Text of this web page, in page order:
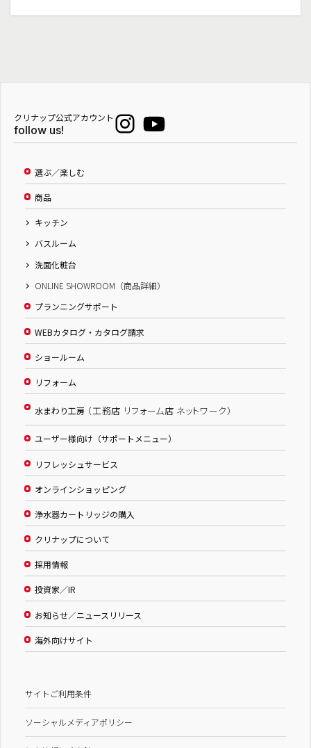
クリナップ公式アカウント
follow us!
選ぶ／楽しむ
商品
キッチン
バスルーム
洗面化粧台
ONLINE SHOWROOM（商品詳細）
プランニングサポート
WEBカタログ・カタログ請求
ショールーム
リフォーム
水まわり工房 （工務店 リフォーム店 ネットワーク）
ユーザー様向け（サポートメニュー）
リフレッシュサービス
オンラインショッピング
浄水器カートリッジの購入
クリナップについて
採用情報
投資家／IR
お知らせ／ニュースリリース
海外向けサイト
サイトご利用条件
ソーシャルメディアポリシー